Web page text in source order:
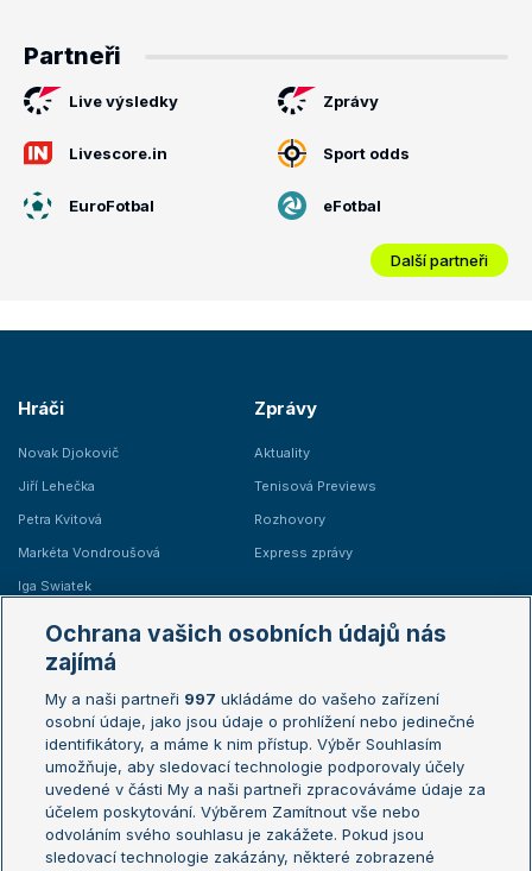
Partneři
Live výsledky Zprávy
Livescore.in Sport odds
EuroFotbal eFotbal
Další partneři
Hráči
Novak Djokovič
Jiří Lehečka
Petra Kvitová
Markéta Vondroušová
Iga Swiatek
Zprávy
Aktuality
Tenisová Previews
Rozhovory
Express zprávy
Žebříčky
Žebříček ATP (muži)
Žebříček WTA (ženy)
Sázkařský žebříček
Australian Open
French Open
Wimbledon
US Open
Turnaj mistrů
Turnaj mistryň
Ochrana vašich osobních údajů nás
zajímá
My a naši partneři 997 ukládáme do vašeho zařízení
osobní údaje, jako jsou údaje o prohlížení nebo jedinečné
identifikátory, a máme k nim přístup. Výběr Souhlasím
umožňuje, aby sledovací technologie podporovaly účely
uvedené v části My a naši partneři zpracováváme údaje za
účelem poskytování. Výběrem Zamítnout vše nebo
odvoláním svého souhlasu je zakážete. Pokud jsou
sledovací technologie zakázány, některé zobrazené